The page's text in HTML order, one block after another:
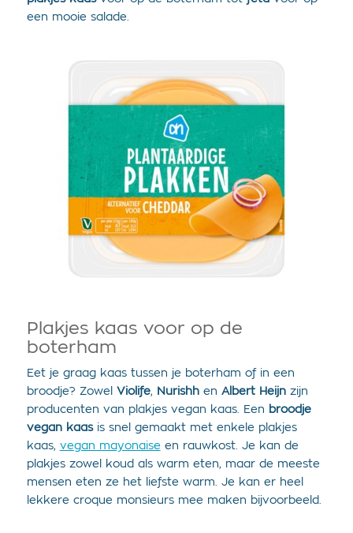
een mooie salade.
Plakjes kaas voor op de
boterham
Eet je graag kaas tussen je boterham of in een
broodje? Zowel
Violife, Nurishhen Albert Heijnzijn
producenten van plakjes vegan kaas. Een broodje
vegan kaasis snel gemaakt met enkele plakjes
kaas, vegan mayonaise en rauwkost. Je kan de
plakjes zowel koud als warm eten, maar de meeste
mensen eten ze het liefste warm. Je kan er heel
lekkere croque monsieurs mee maken bijvoorbeeld.